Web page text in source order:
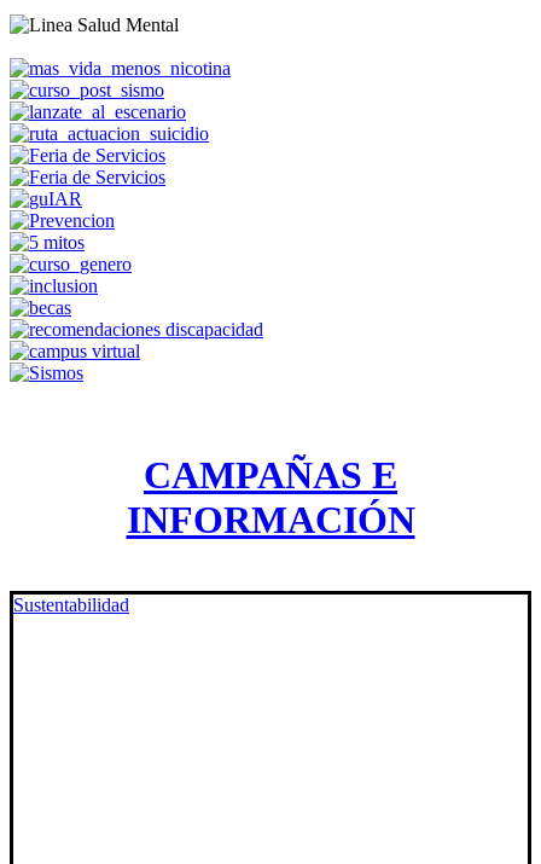
CAMPAÑAS E
INFORMACIÓN
Sustentabilidad